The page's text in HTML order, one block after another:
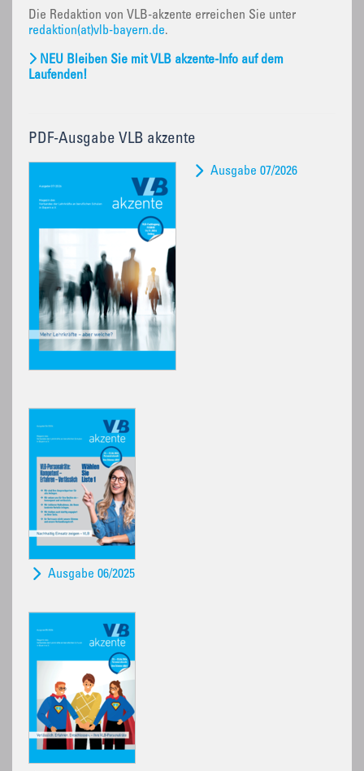
Die Redaktion von VLB-akzente erreichen Sie unter
redaktion(at)vlb-bayern.de.
NEU Bleiben Sie mit VLB akzente-Info auf dem
Laufenden!
PDF-Ausgabe VLB akzente
Ausgabe 07/2026
Ausgabe 06/2025